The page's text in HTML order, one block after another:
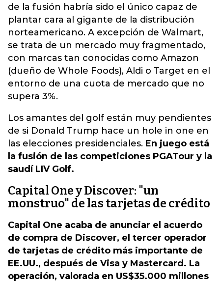
de la fusión habría sido el único capaz de
plantar cara al gigante de la distribución
norteamericano. A excepción de Walmart,
se trata de un mercado muy fragmentado,
con marcas tan conocidas como Amazon
(dueño de Whole Foods), Aldi o Target en el
entorno de una cuota de mercado que no
supera 3%.
Los amantes del golf están muy pendientes
de si Donald Trump hace un hole in one en
las elecciones presidenciales. En juego está
la fusión de las competiciones PGATour y la
saudí LIV Golf.
Capital One y Discover: "un
monstruo" de las tarjetas de crédito
Capital One acaba de anunciar el acuerdo
de compra de Discover, el tercer operador
de tarjetas de crédito más importante de
EE.UU., después de Visa y Mastercard. La
operación, valorada en US$35.000 millones